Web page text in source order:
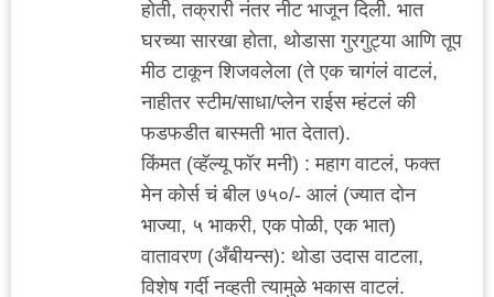
होती, तक्रारी नंतर नीट भाजून दिली. भात
घरच्या सारखा होता, थोडासा गुरगुट्या आणि तूप
मीठ टाकून शिजवलेला (ते एक चागंलं वाटलं,
नाहीतर स्टीम/साधा/प्लेन राईस म्हंटलं की
फडफडीत बास्मती भात देतात).
किंमत (व्हॅल्यू फॉर मनी) : महाग वाटलं, फक्त
मेन कोर्स चं बील ७५०/- आलं (ज्यात दोन
भाज्या, ५ भाकरी, एक पोळी, एक भात)
वातावरण (अँबीयन्स): थोडा उदास वाटला,
विशेष गर्दी नव्हती त्यामुळे भकास वाटलं.